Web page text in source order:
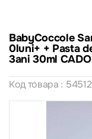
BabyCoccole
0luni+ + Pasta
3ani 30ml
Код товара : 54512